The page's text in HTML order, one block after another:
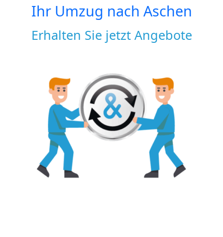
Ihr Umzug nach Aschen
Erhalten Sie jetzt Angebote